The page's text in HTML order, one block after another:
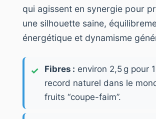
qui agissent en synergie pour
une silhouette saine,
énergétique et dynamisme
Fibres : environ 2,5 g pour
record naturel dans le
fruits “coupe-faim”.